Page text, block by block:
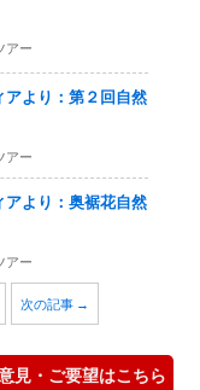
アー
より：第２回自然
アー
より：奥裾花自然
アー
次の記事 →
見・ご要望はこちら